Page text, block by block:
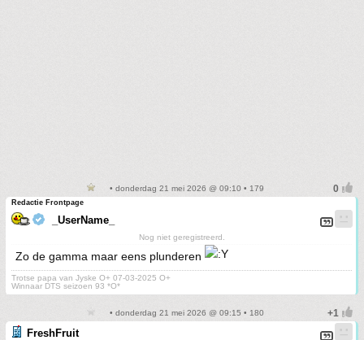
• donderdag 21 mei 2026 @ 09:10 • 179
Redactie Frontpage
_UserName_
Nog niet geregistreerd.
Zo de gamma maar eens plunderen
Trotse papa van Jyske O+ 07-03-2025 O+
Winnaar DTS seizoen 93 *O*
• donderdag 21 mei 2026 @ 09:15 • 180
FreshFruit